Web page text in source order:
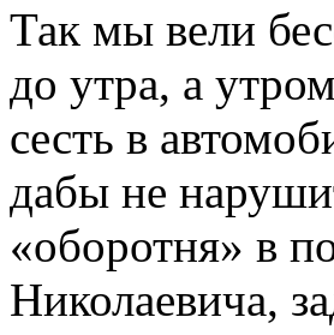
Так мы вели
до утра, а
сесть в
дабы не
«оборотня» в
Николаевича,